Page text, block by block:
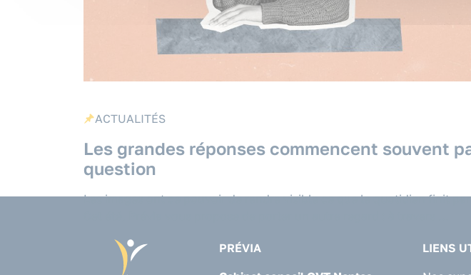
ACTUALITÉS
Les grandes réponses commencent souvent
question
Les images ont ce pouvoir de rendre visible ce que le quotidien finit
PRÉVIA
LIENS